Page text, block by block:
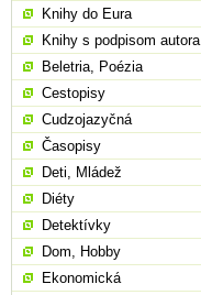
Knihy do Eura
Knihy s podpisom autora
Beletria, Poézia
Cestopisy
Cudzojazyčná
Časopisy
Deti, Mládež
Diéty
Detektívky
Dom, Hobby
Ekonomická